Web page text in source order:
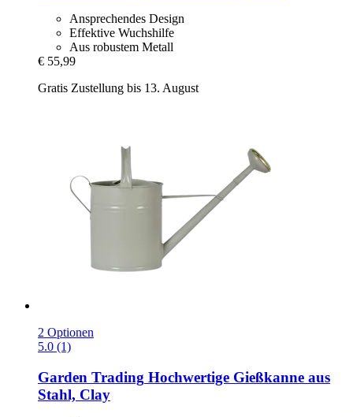
Ansprechendes Design
Effektive Wuchshilfe
Aus robustem Metall
€ 55,99
Gratis Zustellung bis 13. August
2 Optionen
5.0 (1)
Garden Trading Hochwertige Gießkanne aus
Stahl, Clay